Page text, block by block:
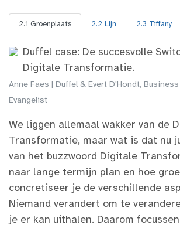
2.1 Groenplaats 2.2 Lijn 2.3 Tiffany
Duffel case: De succesvolle
Digitale Transformatie.
Anne Faes | Duffel & Evert D'Hondt,
Evangelist
We liggen allemaal wakker van de
Transformatie, maar wat is dat nu
van het buzzwoord Digitale
naar lange termijn plan en hoe
concretiseer je de verschillende
Niemand verandert om te
je er kan uithalen. Daarom